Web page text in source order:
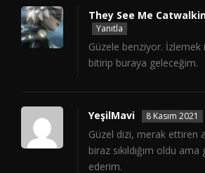
They See Me
Yanıtla
Güzele benziyor.
bitirip buraya geleceğim.
YeşilMavi 8 Kasım 2021
Güzel dizi, merak ettiren
biraz sıkıldığım oldu
ederim.